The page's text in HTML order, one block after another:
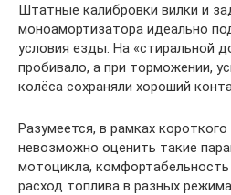
Штатные калибровки вилки и
моноамортизатора идеально
условия езды. На «стиральной
пробивало, а при торможении,
колёса сохраняли хороший
Разумеется, в рамках
невозможно оценить такие
мотоцикла, комфортабельность
расход топлива в разных